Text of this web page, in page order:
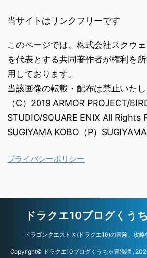
当サイトはリンクフリーです
このページでは、株式会社スクウ
を代表とする共同著作者が権利を
用しております。
当該画像の転載・配布は禁止いたし
（C）2019 ARMOR PROJECT/
STUDIO/SQUARE ENIX All Rights
SUGIYAMA KOBO（P）
プライバシーポリシー
ドラクエ10ブログくう
ドラゴンクエストＸ(ドラクエ10)の冒険、攻
Copyright© ドラクエ10ブログくうちゃ冒険譚 ,